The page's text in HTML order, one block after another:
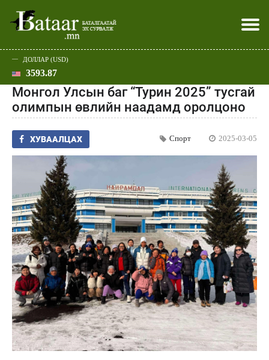
Эхлэл
Улс төр
Нийгэм
Эдийн засаг
Дэлхий
Спорт
Шар
Батаар юу хэлэв
Хэвлэл мэдээллээр
ДОЛЛАР (USD)
3593.87
Монгол Улсын баг “Турин 2025” тусгай
олимпын өвлийн наадамд оролцоно
ХУВААЛЦАХ Спорт 2025-03-05